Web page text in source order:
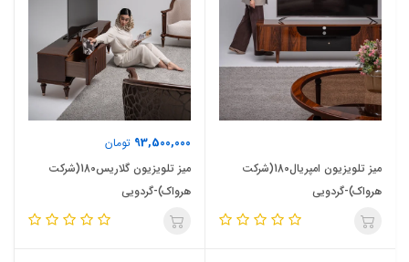
میز تلویزیون امپریال180(شرکت
هرواک)-گردویی
93,500,000 تومان
میز تلویزیون گلاریس180(شرکت
هرواک)-گردویی